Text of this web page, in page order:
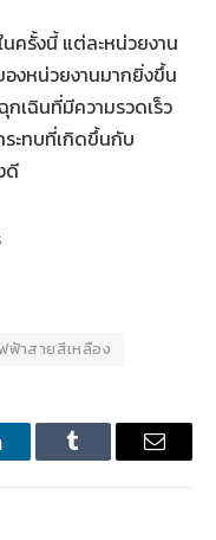
ครั้งนี้ แต่ละหน่วยงาน
งหน่วยงานมากยิ่งขึ้น
เฉินที่มีความรวดเร็ว
ะทบที่เกิดขึ้นกับ
ดี
ฟ้าสายสีเหลือง
Tumblr Email